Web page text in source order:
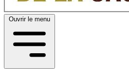
Ouvrir le menu